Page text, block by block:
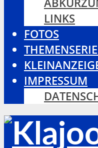
LINKS
FOTOS
IMPRESSUM